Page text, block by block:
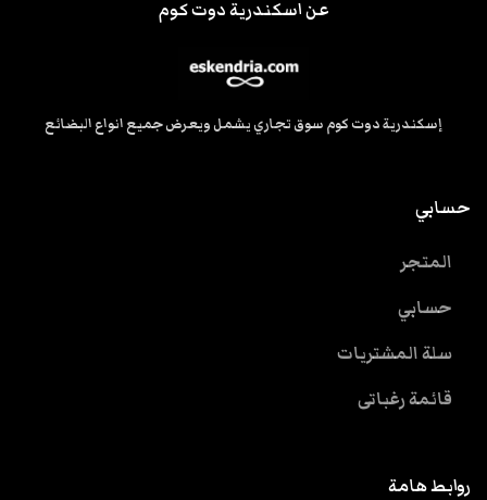
عن اسكندرية دوت كوم
إسكندرية دوت كوم سوق تجاري يشمل ويعرض جميع انواع البضائع
حسابي
المتجر
حسابي
سلة المشتريات
قائمة رغباتى
روابط هامة